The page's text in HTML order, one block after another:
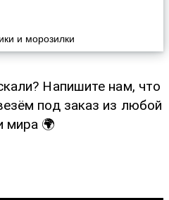
и морозилки
Напишите нам, что
под заказ из любой
мира 🌍